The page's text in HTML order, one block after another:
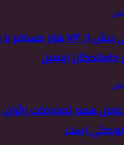
جابجایی بیش از ۷۱۶
اربعین
عامل همه تصادفات
است